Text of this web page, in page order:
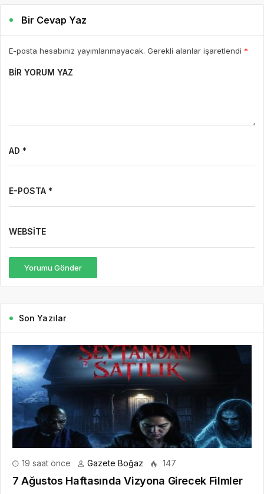
Bir Cevap Yaz
E-posta hesabınız yayımlanmayacak. Gerekli alanlar işaretlendi *
BIR YORUM YAZ
AD *
E-POSTA *
WEBSITE
Yorumu Gönder
Son Yazılar
19 saat önce Gazete Boğaz 147
7 Ağustos Haftasında Vizyona Girecek Filmler